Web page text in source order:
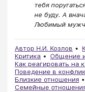
тебя
не буду. А
Любимый
Автор Н.И. Козлов
Критика
Общение
Как реагировать на
Поведение в
Близкие отношения
Семейные